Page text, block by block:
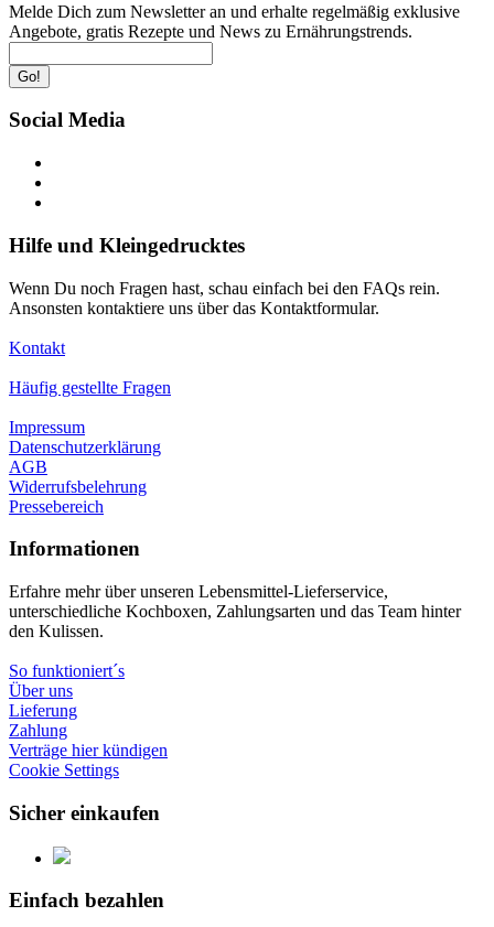
Melde Dich zum Newsletter an und erhalte regelmäßig exklusive
Angebote, gratis Rezepte und News zu Ernährungstrends.
Go!
Social Media
Hilfe und Kleingedrucktes
Wenn Du noch Fragen hast, schau einfach bei den FAQs rein.
Ansonsten kontaktiere uns über das Kontaktformular.
Kontakt
Häufig gestellte Fragen
Impressum
Datenschutzerklärung
AGB
Widerrufsbelehrung
Pressebereich
Informationen
Erfahre mehr über unseren Lebensmittel-Lieferservice,
unterschiedliche Kochboxen, Zahlungsarten und das Team hinter
den Kulissen.
So funktioniert´s
Über uns
Lieferung
Zahlung
Verträge hier kündigen
Cookie Settings
Sicher einkaufen
Einfach bezahlen